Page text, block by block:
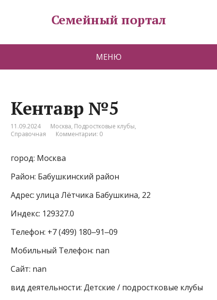
Семейный портал
МЕНЮ
Кентавр №5
11.09.2024 Москва, Подростковые клубы,
Справочная
Комментарии: 0
город: Москва
Район: Бабушкинский район
Адрес: улица Лётчика Бабушкина, 22
Индекс: 129327.0
Телефон: +7 (499) 180‒91‒09
Мобильный Телефон: nan
Сайт: nan
вид деятельности: Детские / подростковые клубы